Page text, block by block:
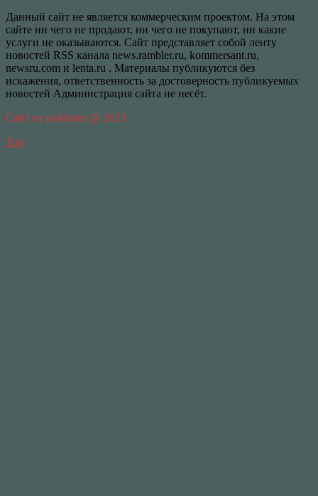
Данный сайт не является коммерческим проектом. На этом
сайте ни чего не продают, ни чего не покупают, ни какие
услуги не оказываются. Сайт представляет собой ленту
новостей RSS канала news.rambler.ru, kommersant.ru,
newsru.com и lenta.ru . Материалы публикуются без
искажения, ответственность за достоверность публикуемых
новостей Администрация сайта не несёт.
Сайт от psikhoter @ 2023
Top